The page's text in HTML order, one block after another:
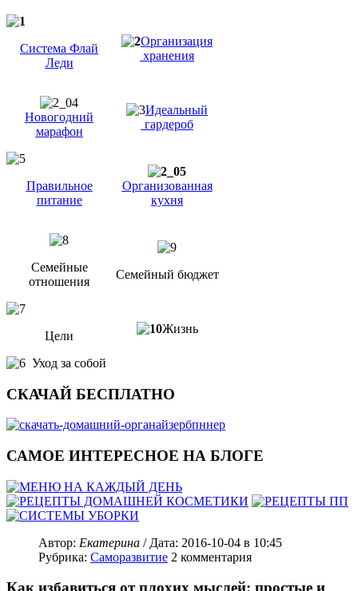
Система Флай
Леди
Организация
хранения
Новогодний
марафон
Идеальный
гардероб
Правильное
питание
Организованная
кухня
Семейные
отношения
Семейный бюджет
Цели
Жизнь
Уход за собой
СКАЧАЙ БЕСПЛАТНО
САМОЕ ИНТЕРЕСНОЕ НА БЛОГЕ
Автор: Екатерина / Дата: 2016-10-04 в 10:45
Рубрика: Саморазвитие 2 комментария